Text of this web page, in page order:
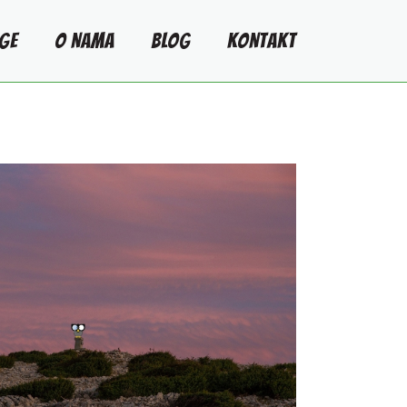
O NAMA BLOG KONTAKT